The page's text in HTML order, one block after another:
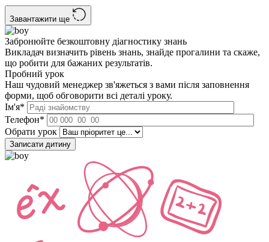
Завантажити ще
Забронюйте безкоштовну діагностику знань
Викладач визначить рівень знань, знайде прогалини та скаже,
що робити для бажаних результатів.
Пробний урок
Наш чудовий менеджер зв'яжеться з вами після заповнення
форми, щоб обговорити всі деталі уроку.
Ім'я*
Телефон*
Обрати урок